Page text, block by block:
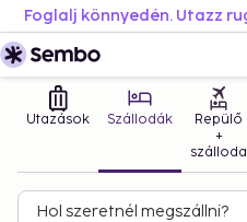
Utazások Szállodák
Repülő
+
szálloda
Hol szeretnél megszállni?